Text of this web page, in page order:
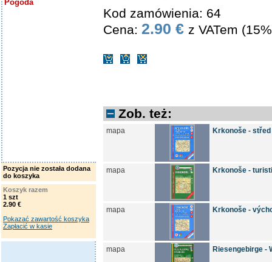
Pogoda
Pozycja nie została dodana
do koszyka
Koszyk razem
1 szt
2.90 €
Pokazać zawartość koszyka
Zapłacić w kasie
Kod zamówienia: 64
Cena: 2.90 € z VATem
Zob. też:
mapa Krkonoše - střed
mapa Krkonoše -
mapa Krkonoše -
mapa Riesengebirge -